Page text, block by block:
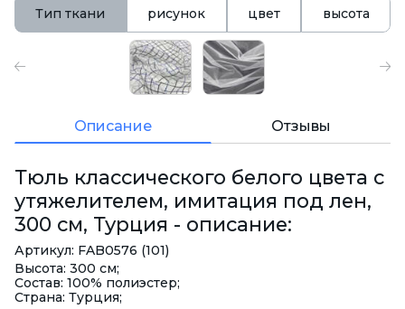
Тип ткани рисунок цвет высота
Описание Отзывы
Тюль классического белого цвета с
утяжелителем, имитация под лен,
300 см, Турция - описание:
Артикул: FAB0576 (101)
Высота: 300 см;
Состав: 100% полиэстер;
Страна: Турция;